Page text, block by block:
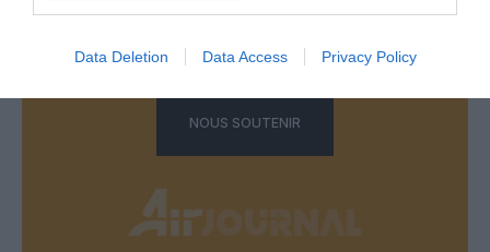
Data Deletion Data Access Privacy Policy
Soutenez Air Journal participezà son
développement !
NOUS SOUTENIR